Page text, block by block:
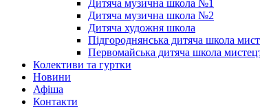
Дитяча музична школа №1
Дитяча музична школа №2
Дитяча художня школа
Підгороднянська дитяча школа
Первомайська дитяча школа
Колективи та гуртки
Новини
Афіша
Контакти